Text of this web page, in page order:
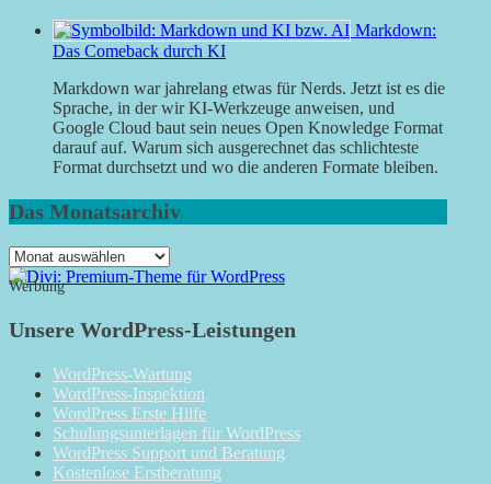
Markdown:
Das Comeback durch KI
Markdown war jahrelang etwas für Nerds. Jetzt ist es die
Sprache, in der wir KI-Werkzeuge anweisen, und
Google Cloud baut sein neues Open Knowledge Format
darauf auf. Warum sich ausgerechnet das schlichteste
Format durchsetzt und wo die anderen Formate bleiben.
Das Monatsarchiv
Das
Monatsarchiv
Werbung
Unsere WordPress-Leistungen
WordPress-Wartung
WordPress-Inspektion
WordPress Erste Hilfe
Schulungsunterlagen für WordPress
WordPress Support und Beratung
Kostenlose Erstberatung